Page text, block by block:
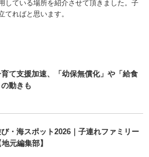
している場所を紹介させて頂きました。子
てればと思います。
て支援加速、「幼保無償化」や「給食
動きも
・海スポット2026｜子連れファミリー
元編集部】